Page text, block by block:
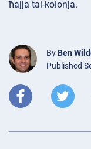
ħajja tal-kolonja.
By Ben
Published